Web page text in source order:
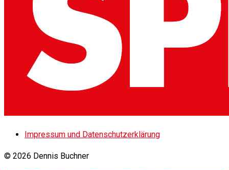
Impressum und Datenschutzerklärung
© 2026 Dennis Buchner